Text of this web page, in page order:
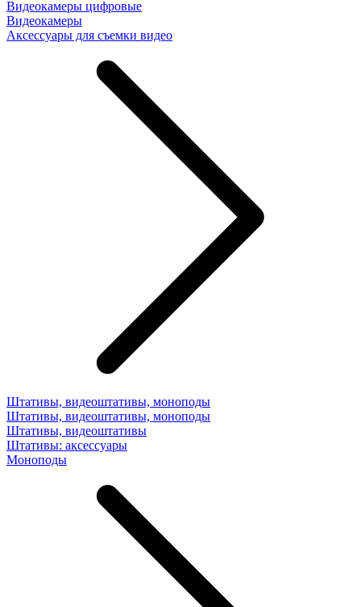
Видеокамеры цифровые
Видеокамеры
Аксессуары для съемки видео
Штативы, видеоштативы, моноподы
Штативы, видеоштативы, моноподы
Штативы, видеоштативы
Штативы: аксессуары
Моноподы